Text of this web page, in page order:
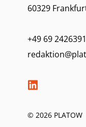
60329
+49 69
© 2026 PLATOW